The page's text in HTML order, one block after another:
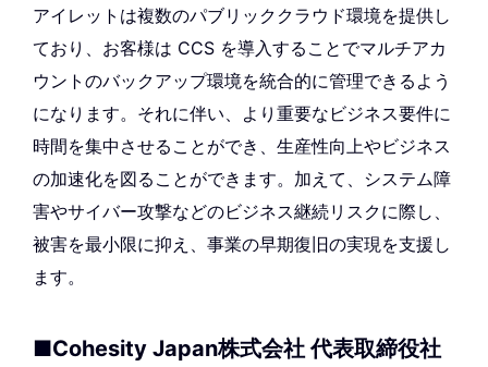
アイレットは複数のパブリッククラウド環境を提供し
ており、お客様は CCS を導入することでマルチアカ
ウントのバックアップ環境を統合的に管理できるよう
になります。それに伴い、より重要なビジネス要件に
時間を集中させることができ、生産性向上やビジネス
の加速化を図ることができます。加えて、システム障
害やサイバー攻撃などのビジネス継続リスクに際し、
被害を最小限に抑え、事業の早期復旧の実現を支援し
ます。
■Cohesity Japan株式会社 代表取締役社